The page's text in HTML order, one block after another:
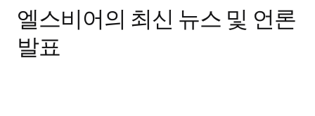
엘스비어의 최신 뉴스 및 언론
발표